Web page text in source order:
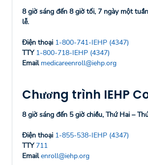
8 giờ sáng đến 8 giờ tối, 7 ngày một
lễ.
Điện thoại 1-800-741-IEHP (4347)
TTY 1-800-718-IEHP (4347)
Email medicareenroll@iehp.org
Chương trình IEHP
8 giờ sáng đến 5 giờ chiều, Thứ Hai –
Điện thoại 1-855-538-IEHP (4347)
TTY 711
Emailenroll@iehp.org